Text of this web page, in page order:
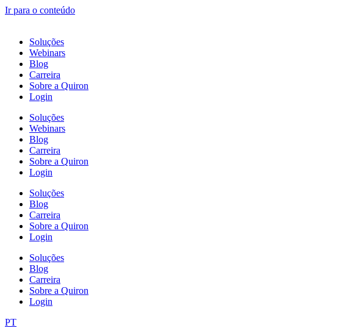
Ir para o conteúdo
Soluções
Webinars
Blog
Carreira
Sobre a Quiron
Login
Soluções
Webinars
Blog
Carreira
Sobre a Quiron
Login
Soluções
Blog
Carreira
Sobre a Quiron
Login
Soluções
Blog
Carreira
Sobre a Quiron
Login
PT